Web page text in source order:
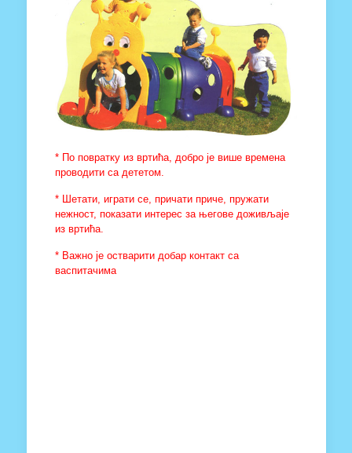
* По повратку из вртића, добро је више времена
проводити са дететом.
* Шетати, играти се, причати приче, пружати
нежност, показати интерес за његове доживљаје
из вртића.
* Важно је остварити добар контакт са
васпитачима